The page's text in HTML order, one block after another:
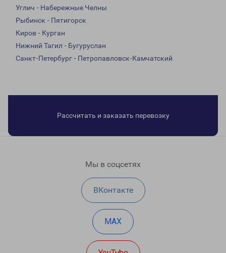
Углич - Набережные Челны
Рыбинск - Пятигорск
Киров - Курган
Нижний Тагил - Бугуруслан
Санкт-Петербург - Петропавловск-Камчатский
Рассчитать и заказать перевозку
Мы в соцсетях
ВКонтакте
MAX